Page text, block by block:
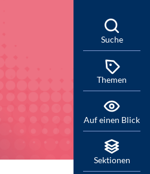
Suche
Themen
Auf einen Blick
Sektionen